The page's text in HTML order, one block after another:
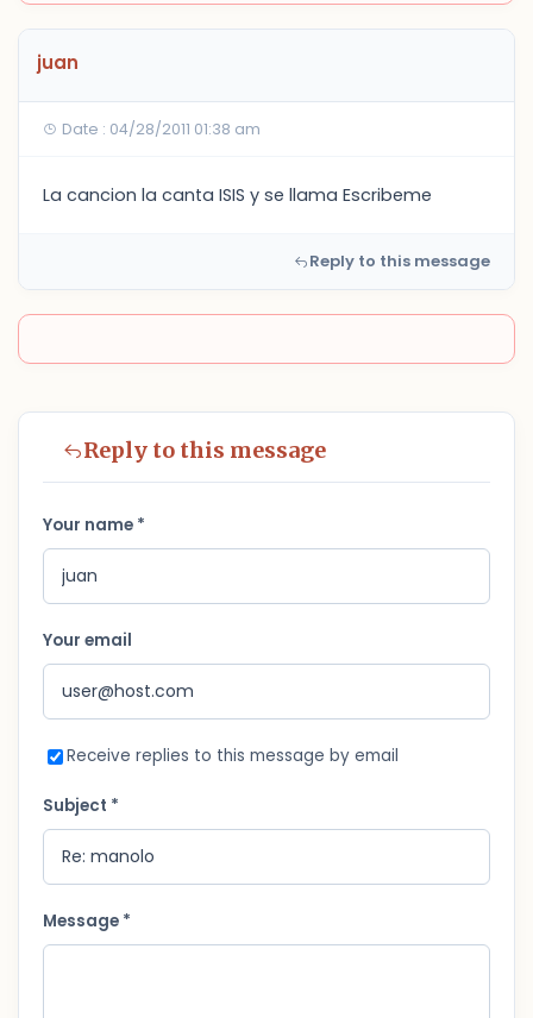
juan
Date : 04/28/2011 01:38 am
La cancion la canta ISIS y se llama Escribeme
Reply to this message
Reply to this message
Your name *
Your email
Receive replies to this message by email
Subject *
Message *